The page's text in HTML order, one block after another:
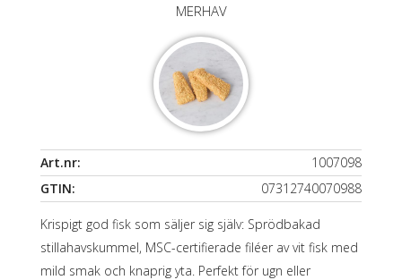
MERHAV
Art.nr:
1007098
GTIN:
07312740070988
Krispigt god fisk som säljer sig själv: Sprödbakad
stillahavskummel, MSC-certifierade filéer av vit fisk med
mild smak och knaprig yta. Perfekt för ugn eller